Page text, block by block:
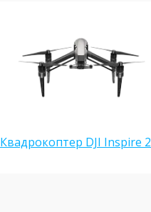
Квадрокоптер DJI Inspire 2